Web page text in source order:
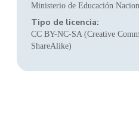
Ministerio de Educación
Tipo de licencia:
CC BY-NC-SA (Creative
ShareAlike)